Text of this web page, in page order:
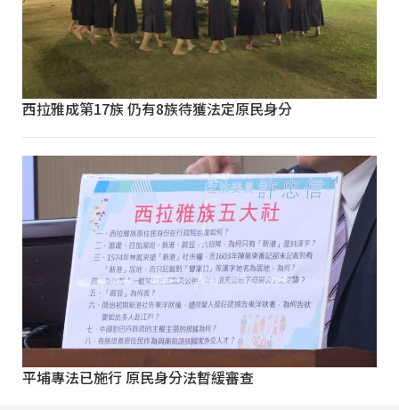
西拉雅成第17族 仍有8族待獲法定原民身分
平埔專法已施行 原民身分法暫緩審查